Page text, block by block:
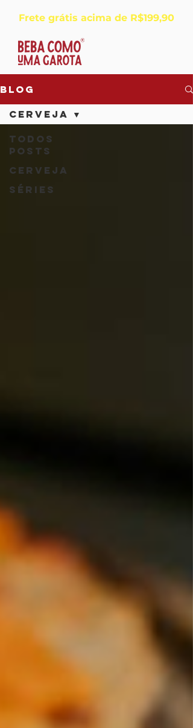
Frete grátis acima de R$199,90
Blog
Todos
posts
Cerveja
Séries
Cerveja